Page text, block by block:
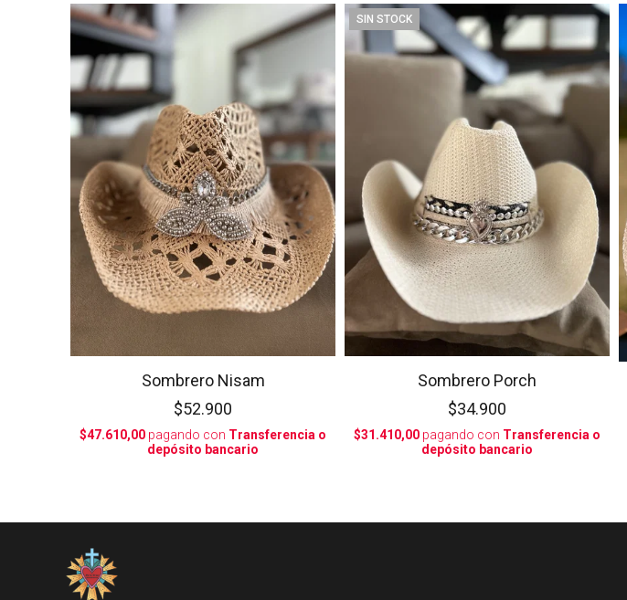
Sombrero Nisam
$52.900
$47.610,00 pagando con Transferencia o
depósito bancario
SIN STOCK
Sombrero Porch
$34.900
$31.410,00 pagando con Transferencia o
depósito bancario